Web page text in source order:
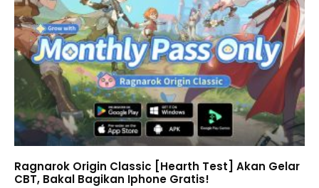
Ragnarok Origin Classic [Hearth Test] Akan Gelar
CBT, Bakal Bagikan Iphone Gratis!